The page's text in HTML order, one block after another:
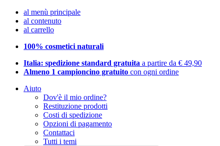
al menù principale
al contenuto
al carrello
100% cosmetici naturali
Italia: spedizione standard gratuita a partire da € 49,90
Almeno 1 campioncino gratuito con ogni ordine
Aiuto
Dov'è il mio ordine?
Restituzione prodotti
Costi di spedizione
Opzioni di pagamento
Contattaci
Tutti i temi